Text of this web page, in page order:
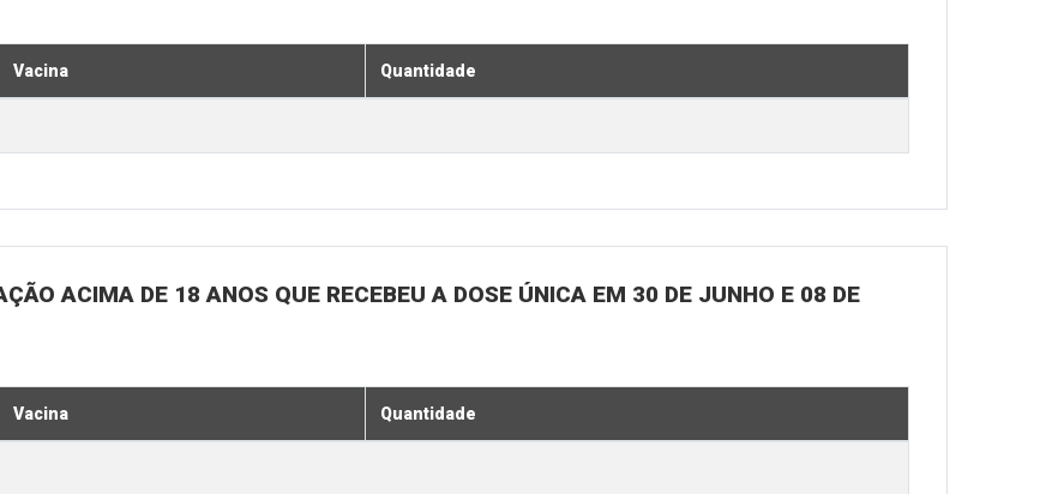
Vacina Quantidade
ACIMA DE 18 ANOS QUE RECEBEU A DOSE ÚNICA EM 30 DE JUNHO E 08 DE
Vacina Quantidade